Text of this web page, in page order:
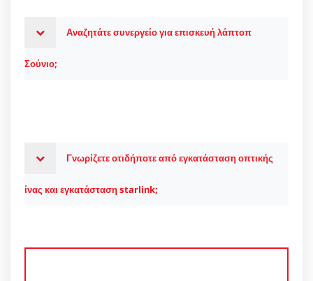
Αναζητάτε συνεργείο για επισκευή λάπτοπ
Σούνιο;
Γνωρίζετε οτιδήποτε από εγκατάσταση οπτικής
ίνας και εγκατάσταση starlink;